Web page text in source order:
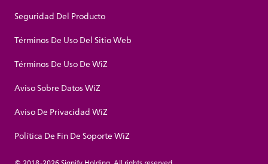
Seguridad Del Producto
Términos De Uso Del Sitio Web
Términos De Uso De WiZ
Aviso Sobre Datos WiZ
Aviso De Privacidad WiZ
Política De Fin De Soporte WiZ